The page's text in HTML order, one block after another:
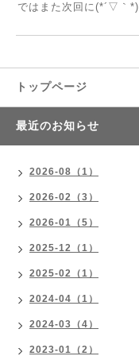
ではまた次回に(*´▽｀
トップページ
最近のお知らせ
2026-08（1）
2026-02（3）
2026-01（5）
2025-12（1）
2025-02（1）
2024-04（1）
2024-03（4）
2023-01（2）